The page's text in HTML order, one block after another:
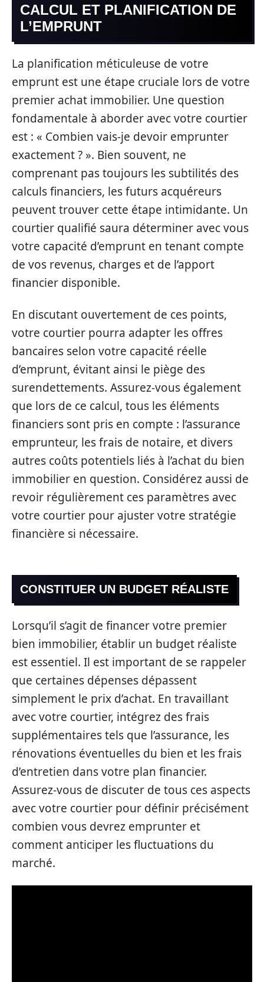
CALCUL ET PLANIFICATION DE
L’EMPRUNT
La planification méticuleuse de votre
emprunt est une étape cruciale lors de votre
premier achat immobilier. Une question
fondamentale à aborder avec votre courtier
est : « Combien vais-je devoir emprunter
exactement ? ». Bien souvent, ne
comprenant pas toujours les subtilités des
calculs financiers, les futurs acquéreurs
peuvent trouver cette étape intimidante. Un
courtier qualifié saura déterminer avec vous
votre capacité d’emprunt en tenant compte
de vos revenus, charges et de l’apport
financier disponible.
En discutant ouvertement de ces points,
votre courtier pourra adapter les offres
bancaires selon votre capacité réelle
d’emprunt, évitant ainsi le piège des
surendettements. Assurez-vous également
que lors de ce calcul, tous les éléments
financiers sont pris en compte : l’assurance
emprunteur, les frais de notaire, et divers
autres coûts potentiels liés à l’achat du bien
immobilier en question. Considérez aussi de
revoir régulièrement ces paramètres avec
votre courtier pour ajuster votre stratégie
financière si nécessaire.
CONSTITUER UN BUDGET RÉALISTE
Lorsqu’il s’agit de financer votre premier
bien immobilier, établir un budget réaliste
est essentiel. Il est important de se rappeler
que certaines dépenses dépassent
simplement le prix d’achat. En travaillant
avec votre courtier, intégrez des frais
supplémentaires tels que l’assurance, les
rénovations éventuelles du bien et les frais
d’entretien dans votre plan financier.
Assurez-vous de discuter de tous ces aspects
avec votre courtier pour définir précisément
combien vous devrez emprunter et
comment anticiper les fluctuations du
marché.